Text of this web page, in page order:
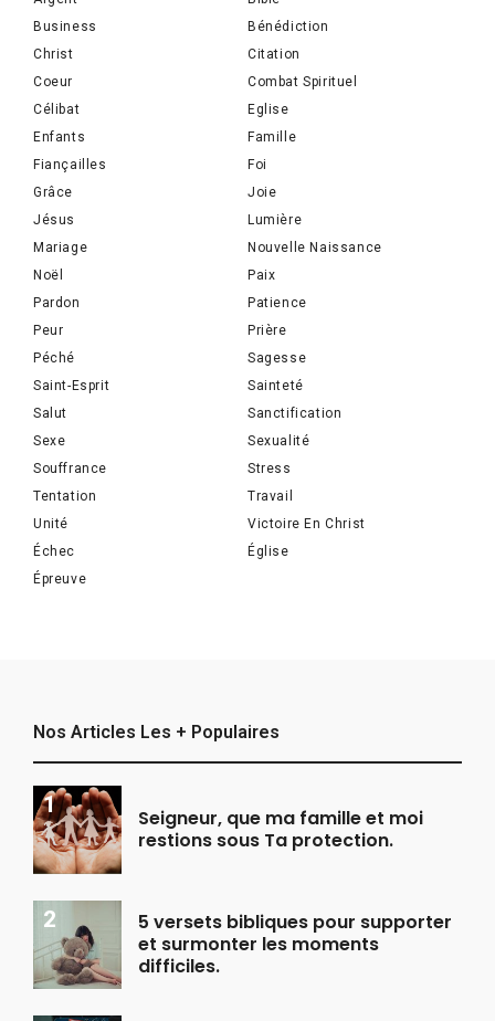
Business
Bénédiction
Christ
Citation
Coeur
Combat Spirituel
Célibat
Eglise
Enfants
Famille
Fiançailles
Foi
Grâce
Joie
Jésus
Lumière
Mariage
Nouvelle Naissance
Noël
Paix
Pardon
Patience
Peur
Prière
Péché
Sagesse
Saint-Esprit
Sainteté
Salut
Sanctification
Sexe
Sexualité
Souffrance
Stress
Tentation
Travail
Unité
Victoire En Christ
Échec
Église
Épreuve
Nos Articles Les + Populaires
Seigneur, que ma famille et moi
restions sous Ta protection.
5 versets bibliques pour supporter
et surmonter les moments
difficiles.